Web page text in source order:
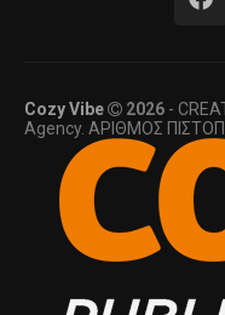
Cozy Vibe 2026 -
Agency. ΑΡΙΘΜΟΣ